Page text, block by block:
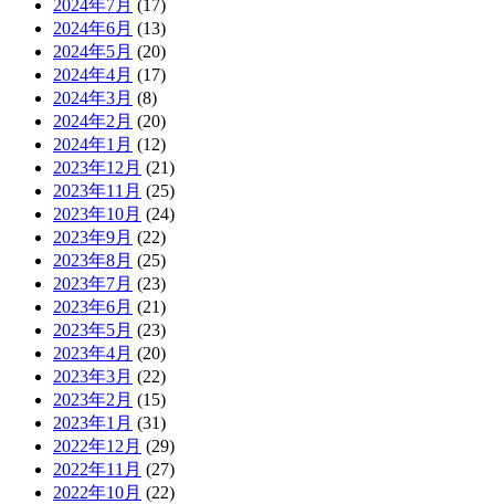
2024年7月 (17)
2024年6月 (13)
2024年5月 (20)
2024年4月 (17)
2024年3月 (8)
2024年2月 (20)
2024年1月 (12)
2023年12月 (21)
2023年11月 (25)
2023年10月 (24)
2023年9月 (22)
2023年8月 (25)
2023年7月 (23)
2023年6月 (21)
2023年5月 (23)
2023年4月 (20)
2023年3月 (22)
2023年2月 (15)
2023年1月 (31)
2022年12月 (29)
2022年11月 (27)
2022年10月 (22)